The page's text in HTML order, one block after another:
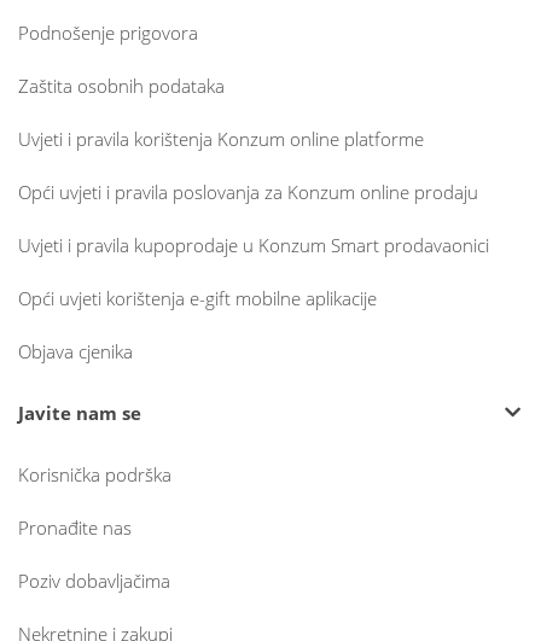
Podnošenje prigovora
Zaštita osobnih podataka
Uvjeti i pravila korištenja Konzum online platforme
Opći uvjeti i pravila poslovanja za Konzum online prodaju
Uvjeti i pravila kupoprodaje u Konzum Smart prodavaonici
Opći uvjeti korištenja e-gift mobilne aplikacije
Objava cjenika
Javite nam se
Korisnička podrška
Pronađite nas
Poziv dobavljačima
Nekretnine i zakupi